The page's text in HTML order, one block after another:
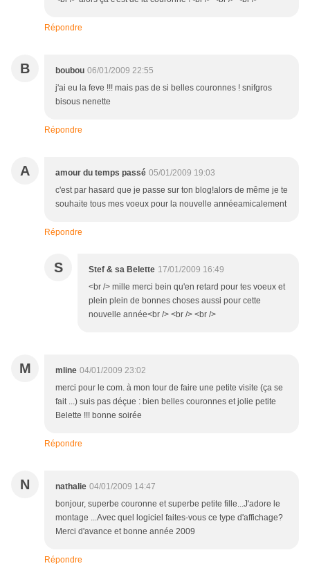
Répondre
B boubou 06/01/2009 22:55
j'ai eu la feve !!! mais pas de si belles couronnes ! snifgros
bisous nenette
Répondre
A amour du temps passé 05/01/2009 19:03
c'est par hasard que je passe sur ton blog!alors de même je te
souhaite tous mes voeux pour la nouvelle annéeamicalement
Répondre
S Stef & sa Belette 17/01/2009 16:49
<br /> mille merci bein qu'en retard pour tes voeux et
plein plein de bonnes choses aussi pour cette
nouvelle année<br /> <br /> <br />
M mline 04/01/2009 23:02
merci pour le com. à mon tour de faire une petite visite (ça se
fait ...) suis pas déçue : bien belles couronnes et jolie petite
Belette !!! bonne soirée
Répondre
N nathalie 04/01/2009 14:47
bonjour, superbe couronne et superbe petite fille...J'adore le
montage ...Avec quel logiciel faites-vous ce type d'affichage?
Merci d'avance et bonne année 2009
Répondre